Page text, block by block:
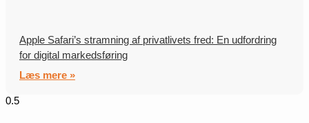
Apple Safari’s stramning af privatlivets fred: En udfordring
for digital markedsføring
Læs mere »